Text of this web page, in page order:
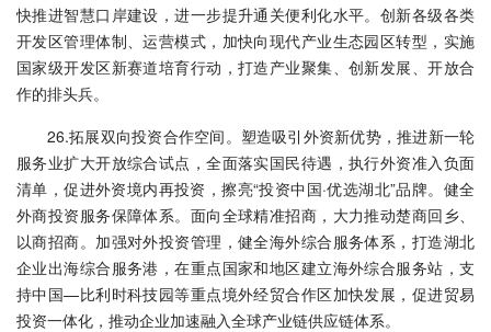
快推进智慧口岸建设，进一步提升通关便利化水平。创新各级各类
开发区管理体制、运营模式，加快向现代产业生态园区转型，实施
国家级开发区新赛道培育行动，打造产业聚集、创新发展、开放合
作的排头兵。
26.拓展双向投资合作空间。塑造吸引外资新优势，推进新一轮
服务业扩大开放综合试点，全面落实国民待遇，执行外资准入负面
清单，促进外资境内再投资，擦亮“投资中国·优选湖北”品牌。健全
外商投资服务保障体系。面向全球精准招商，大力推动楚商回乡、
以商招商。加强对外投资管理，健全海外综合服务体系，打造湖北
企业出海综合服务港，在重点国家和地区建立海外综合服务站，支
持中国—比利时科技园等重点境外经贸合作区加快发展，促进贸易
投资一体化，推动企业加速融入全球产业链供应链体系。